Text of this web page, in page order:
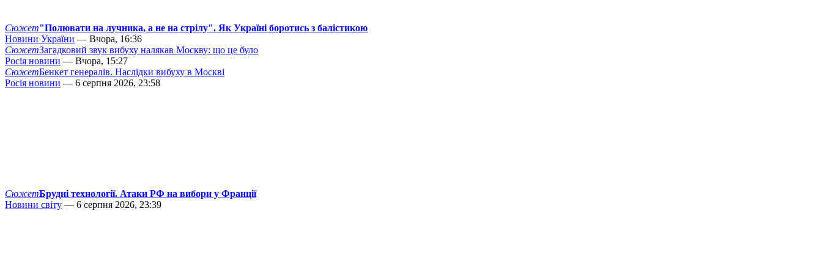
Сюжет"Полювати на лучника, а не на стрілу". Як Україні боротись з балістикою
Новини України — Вчора, 16:36
СюжетЗагадковий звук вибуху налякав Москву: що це було
Росія новини — Вчора, 15:27
СюжетБенкет генералів. Наслідки вибуху в Москві
Росія новини — 6 серпня 2026, 23:58
СюжетБрудні технології. Атаки РФ на вибори у Франції
Новини світу — 6 серпня 2026, 23:39